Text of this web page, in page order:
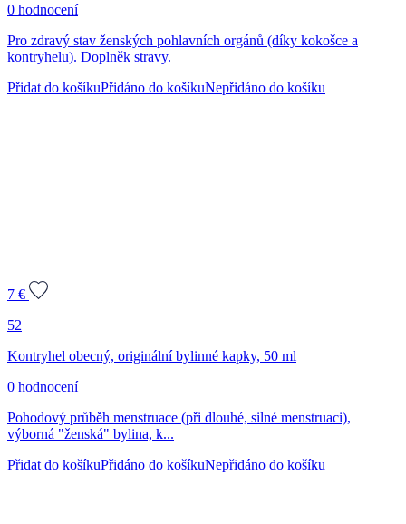
0 hodnocení
Pro zdravý stav ženských pohlavních orgánů (díky kokošce a
kontryhelu). Doplněk stravy.
Přidat do košíkuPřidáno do košíkuNepřidáno do košíku
7 €
52
Kontryhel obecný, originální bylinné kapky, 50 ml
0 hodnocení
Pohodový průběh menstruace (při dlouhé, silné menstruaci),
výborná "ženská" bylina, k...
Přidat do košíkuPřidáno do košíkuNepřidáno do košíku